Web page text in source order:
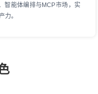
智能体编排与MCP市场，实
力。